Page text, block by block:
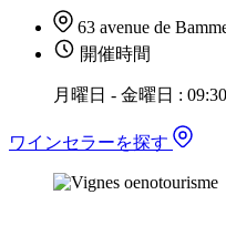
63 avenue de
開催時間
月曜日 - 金曜日 :
ワインセラーを探す